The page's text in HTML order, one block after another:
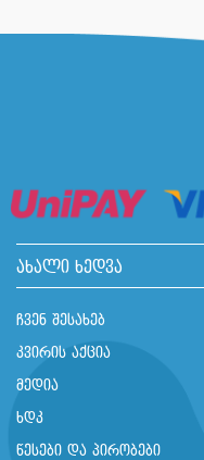
ახალი ხედვა
ჩვენ შესახებ
კვირის აქცია
მედია
ხდკ
წესები და პირობები